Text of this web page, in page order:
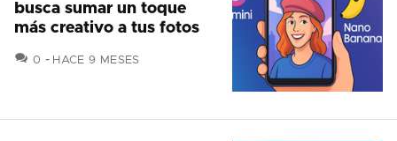
busca sumar un toque
más creativo a tus fotos
0 COMENTARIOS
HACE 9 MESES